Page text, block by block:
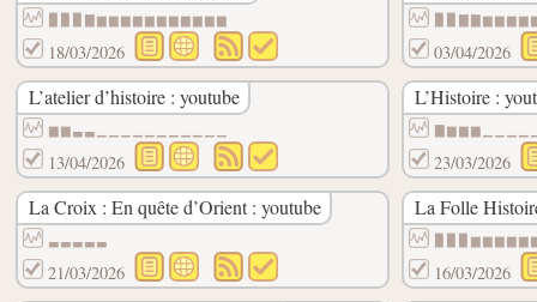
▉▉▉▇▆▆▆▆▆▆▆▆▆▆▆
18/03/2026 03/04/2026
L’atelier d’histoire : youtube
▆▆▃▃▁▁▁▁▁▁▁▁▁▁▁
13/04/2026
L’Histoire :
23/03/2026
La Croix : En quête d’Orient : youtube
▃▃▃▃▃
21/03/2026
La Folle
16/03/2026